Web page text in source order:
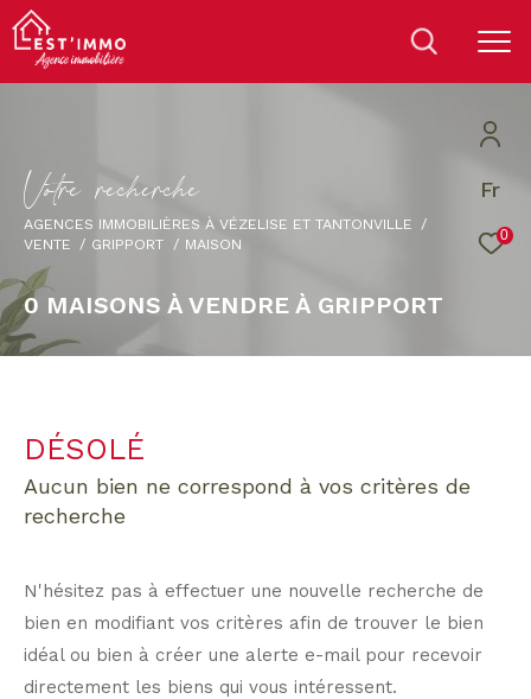
Fr
0
Votre recherche
AGENCES IMMOBILIÈRES À VÉZELISE ET TANTONVILLE
VENTE
GRIPPORT MAISON
0 MAISONS À VENDRE À GRIPPORT
DÉSOLÉ
aucun bien ne correspond à vos critères de
recherche
N'hésitez pas à effectuer une nouvelle recherche de
bien en modifiant vos critères afin de trouver le bien
idéal ou bien à créer une alerte e-mail pour recevoir
directement les biens qui vous intéressent.